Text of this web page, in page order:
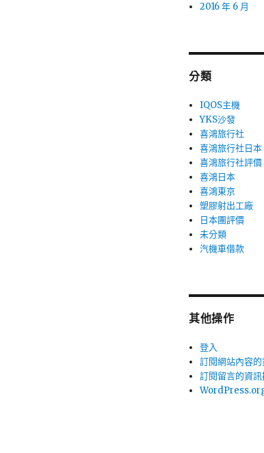
2016 年 6 月
分類
IQOS主機
YKS沙發
喜鴻旅行社
喜鴻旅行社日本
喜鴻旅行社評價
喜鴻日本
喜鴻東京
塑膠射出工廠
日本團評價
未分類
汽機車借款
其他操作
登入
訂閱網站內容
訂閱留言的資